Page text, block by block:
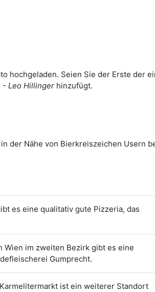
hochgeladen. Seien Sie der Erste der
- Leo Hillinger hinzufügt.
der Nähe von Bierkreiszeichen Usern
es eine qualitativ gute Pizzeria, das
Wien im zweiten Bezirk gibt es eine
Gumprecht.
ist ein weiterer Standort